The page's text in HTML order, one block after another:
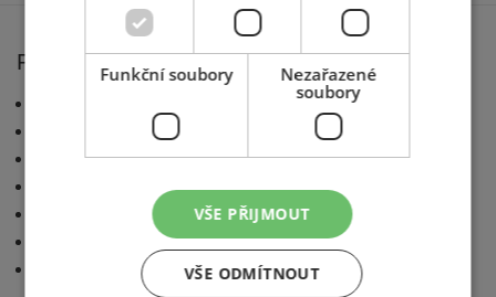
Pro motoristy
Katalog pneumatik
Technické rady
Značení pneumatik a technologie
Výrobci pneumatik
Konfigurátory třetích stran
Sluneční brýle Polaroid nejen pro řidiče
Funkční soubory
Nezařazené
soubory
VŠE PŘIJMOUT
VŠE ODMÍTNOUT